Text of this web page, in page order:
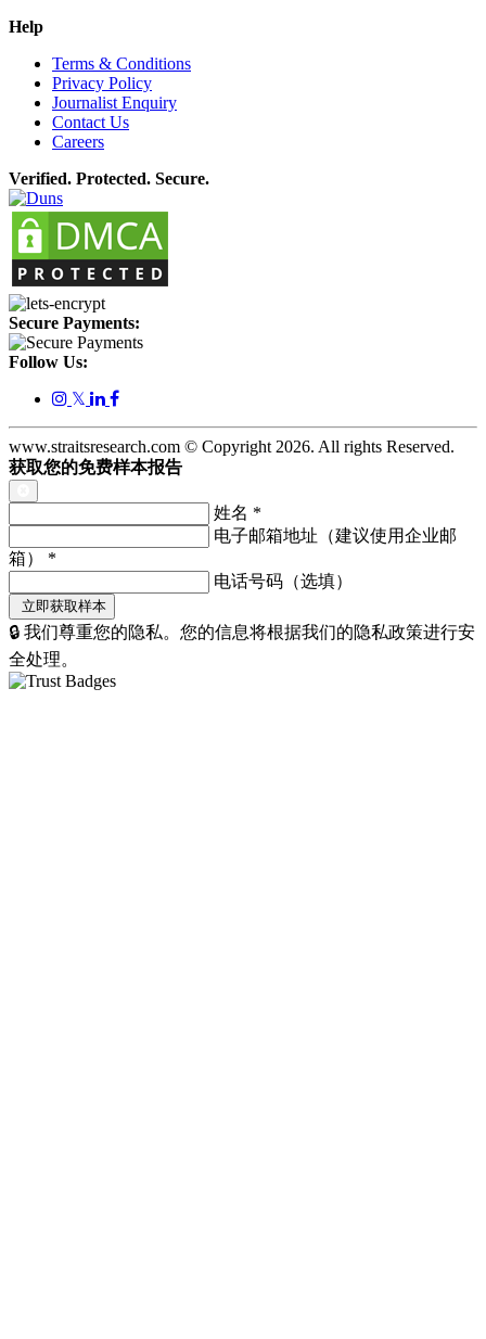
Help
Terms & Conditions
Privacy Policy
Journalist Enquiry
Contact Us
Careers
Verified. Protected. Secure.
Secure Payments:
Follow Us:
𝕏
www.straitsresearch.com © Copyright 2026. All rights Reserved.
获取您的免费样本报告
姓名 *
电子邮箱地址（建议使用企业邮
箱） *
电话号码（选填）
🔒 我们尊重您的隐私。您的信息将根据我们的隐私政策进行安
全处理。